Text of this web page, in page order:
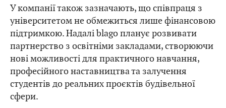
У компанії також зазначають, що співпраця з
університетом не обмежиться лише фінансовою
підтримкою. Надалі blago планує розвивати
партнерство з освітніми закладами, створюючи
нові можливості для практичного навчання,
професійного наставництва та залучення
студентів до реальних проєктів будівельної
сфери.